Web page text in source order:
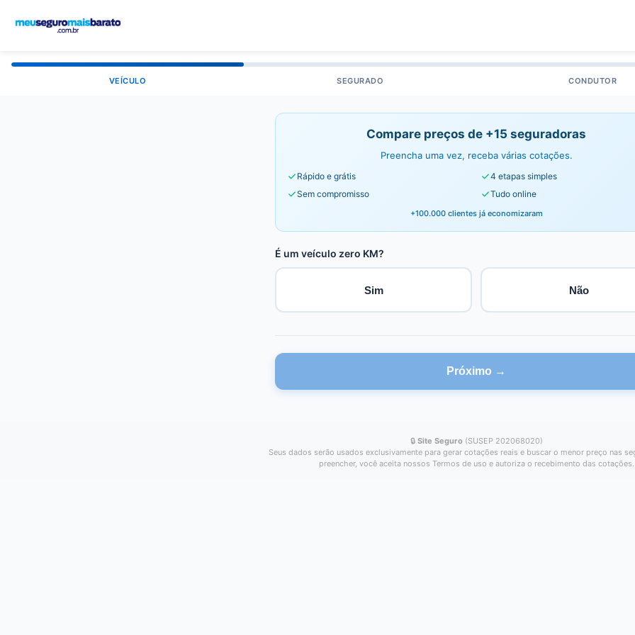
VEÍCULO SEGURADO CONDUTOR
Compare preços de +15 seguradoras
Preencha uma vez, receba várias cotações.
Rápido e grátis
4 etapas simples
Sem compromisso
Tudo online
+100.000 clientes já economizaram
É um veículo zero KM?
Sim Não
Próximo →
🔒 Site Seguro (SUSEP 202068020)
Seus dados serão usados exclusivamente para gerar cotações reais e buscar o menor preço nas
preencher, você aceita nossos Termos de uso e autoriza o recebimento das cotações.